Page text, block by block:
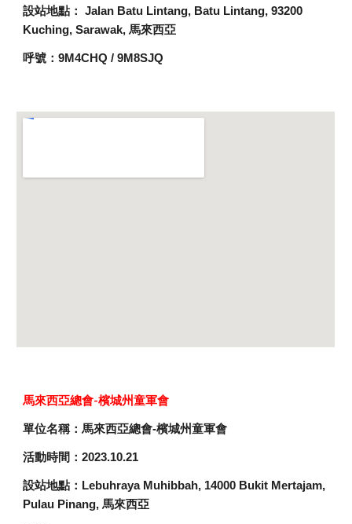
設站地點： Jalan Batu Lintang, Batu Lintang, 93200
Kuching, Sarawak, 馬來西亞
呼號：9M4CHQ / 9M8SJQ
馬來西亞總會-檳城州童軍會
單位名稱：馬來西亞總會-檳城州童軍會
活動時間：2023.10.21
設站地點：Lebuhraya Muhibbah, 14000 Bukit Mertajam,
Pulau Pinang, 馬來西亞